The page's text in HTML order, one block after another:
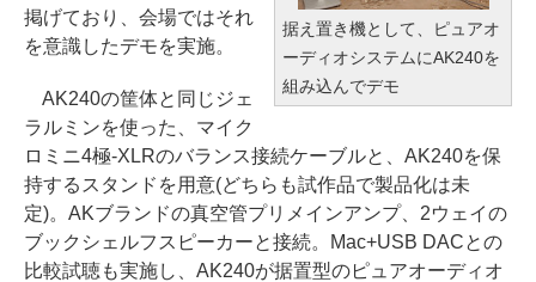
据え置き機として、ピュアオ
ーディオシステムにAK240を
組み込んでデモ
掲げており、会場ではそれ
を意識したデモを実施。
AK240の筐体と同じジェ
ラルミンを使った、マイク
ロミニ4極-XLRのバランス接続ケーブルと、AK240を保
持するスタンドを用意(どちらも試作品で製品化は未
定)。AKブランドの真空管プリメインアンプ、2ウェイの
ブックシェルフスピーカーと接続。Mac+USB DACとの
比較試聴も実施し、AK240が据置型のピュアオーディオ